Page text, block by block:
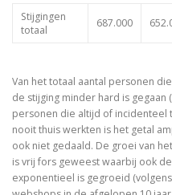
Stijgingen
totaal
687.000
Van het totaal aantal personen
de stijging minder hard is gegaan
personen die altijd of incidenteel
nooit thuis werkten is het getal
ook niet gedaald. De groei van
is vrij fors geweest waarbij ook
exponentieel is gegroeid